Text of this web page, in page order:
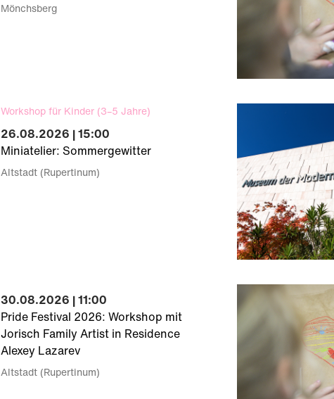
Mönchsberg
Workshop für Kinder (3–5 Jahre)
26.08.2026 | 15:00
Miniatelier: Sommergewitter
Altstadt (Rupertinum)
30.08.2026 | 11:00
Pride Festival 2026: Workshop mit
Jorisch Family Artist in Residence
Alexey Lazarev
Altstadt (Rupertinum)